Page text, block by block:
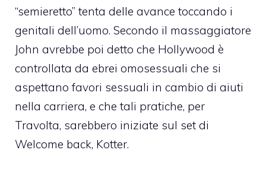
“semieretto” tenta delle avance toccando i
genitali dell’uomo. Secondo il massaggiatore
John avrebbe poi detto che Hollywood è
controllata da ebrei omosessuali che si
aspettano favori sessuali in cambio di aiuti
nella carriera, e che tali pratiche, per
Travolta, sarebbero iniziate sul set di
Welcome back, Kotter.